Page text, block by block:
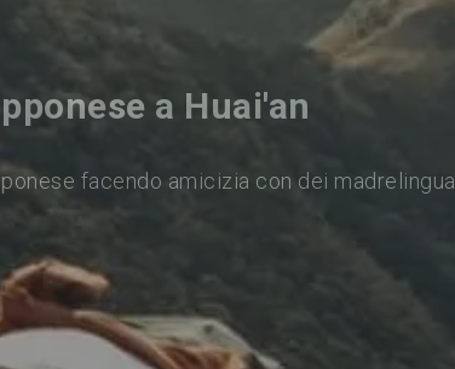
a Huai'an
facendo amicizia con dei madrelingua